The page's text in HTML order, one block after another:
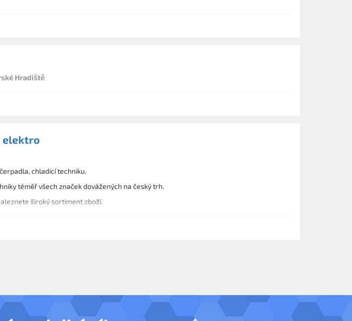
Hradiště
elektro
chladicí techniku.
téměř všech značek dovážených na český trh.
prodejně s domácími elektrospotřebiči naleznete široký sortiment zboží.